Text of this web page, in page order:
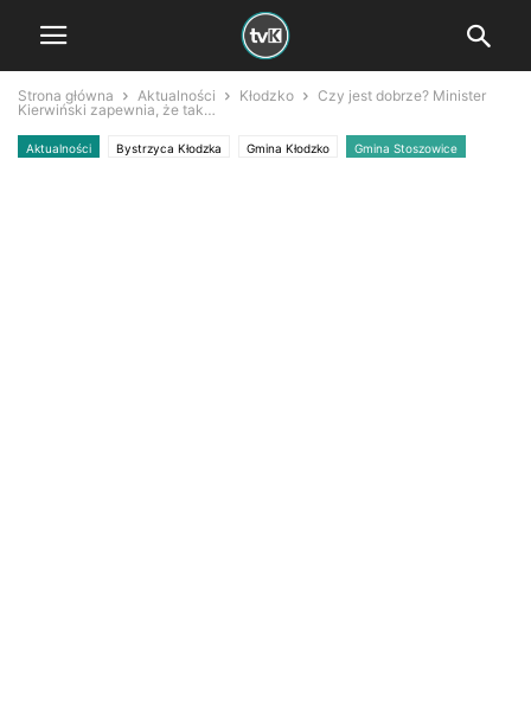
Strona główna Aktualności Kłodzko
Czy jest dobrze? Minister
Kierwiński zapewnia, że tak…
Aktualności Bystrzyca Kłodzka Gmina Kłodzko Gmina Stoszowice